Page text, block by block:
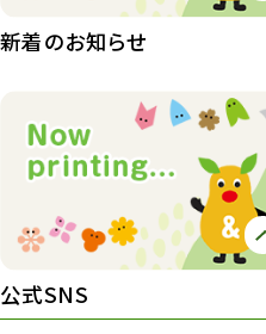
イベント
園内の様子
遊園地
新着のお知らせ
公式SNS